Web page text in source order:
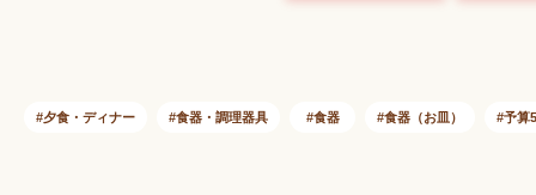
夕食・ディナー 食器・調理器具 食器 食器（お皿） 予算